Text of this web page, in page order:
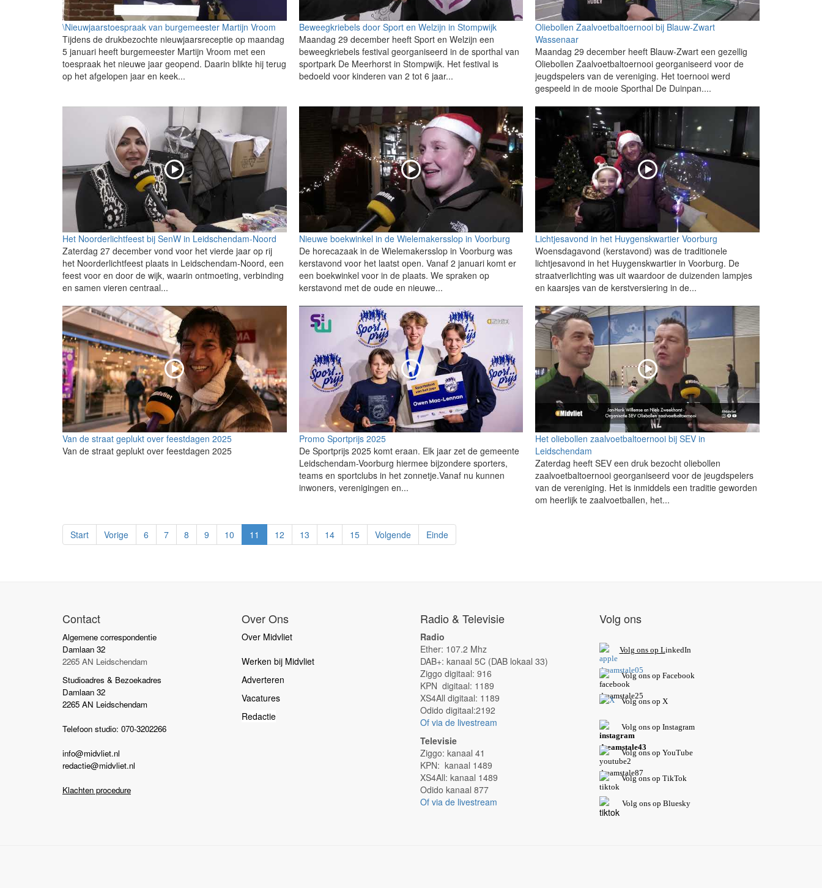
\Nieuwjaarstoespraak van burgemeester Martijn Vroom
Tijdens de drukbezochte nieuwjaarsreceptie op maandag
5 januari heeft burgemeester Martijn Vroom met een
toespraak het nieuwe jaar geopend. Daarin blikte hij terug
op het afgelopen jaar en keek...
Beweegkriebels door Sport en Welzijn in Stompwijk
Maandag 29 december heeft Sport en Welzijn een
beweegkriebels festival georganiseerd in de sporthal van
sportpark De Meerhorst in Stompwijk. Het festival is
bedoeld voor kinderen van 2 tot 6 jaar...
Oliebollen Zaalvoetbaltoernooi bij Blauw-Zwart
Wassenaar
Maandag 29 december heeft Blauw-Zwart een gezellig
Oliebollen Zaalvoetbaltoernooi georganiseerd voor de
jeugdspelers van de vereniging. Het toernooi werd
gespeeld in de mooie Sporthal De Duinpan....
Het Noorderlichtfeest bij SenW in Leidschendam-Noord
Zaterdag 27 december vond voor het vierde jaar op rij
het Noorderlichtfeest plaats in Leidschendam-Noord, een
feest voor en door de wijk, waarin ontmoeting, verbinding
en samen vieren centraal...
Nieuwe boekwinkel in de Wielemakersslop in Voorburg
De horecazaak in de Wielemakersslop in Voorburg was
kerstavond voor het laatst open. Vanaf 2 januari komt er
een boekwinkel voor in de plaats. We spraken op
kerstavond met de oude en nieuwe...
Lichtjesavond in het Huygenskwartier Voorburg
Woensdagavond (kerstavond) was de traditionele
lichtjesavond in het Huygenskwartier in Voorburg. De
straatverlichting was uit waardoor de duizenden lampjes
en kaarsjes van de kerstversiering in de...
Van de straat geplukt over feestdagen 2025
Van de straat geplukt over feestdagen 2025
Promo Sportprijs 2025
De Sportprijs 2025 komt eraan. Elk jaar zet de gemeente
Leidschendam-Voorburg hiermee bijzondere sporters,
teams en sportclubs in het zonnetje.Vanaf nu kunnen
inwoners, verenigingen en...
Het oliebollen zaalvoetbaltoernooi bij SEV in
Leidschendam
Zaterdag heeft SEV een druk bezocht oliebollen
zaalvoetbaltoernooi georganiseerd voor de jeugdspelers
van de vereniging. Het is inmiddels een traditie geworden
om heerlijk te zaalvoetballen, het...
Start Vorige 6 7 8 9 10 11 12 13 14 15 Volgende Einde
Contact
Algemene correspondentie
Damlaan 32
2265 AN Leidschendam
Studioadres & Bezoekadres
Damlaan 32
2265 AN Leidschendam
Telefoon studio: 070-3202266
info@midvliet.nl
redactie@midvliet.nl
Klachten procedure
Over Ons
Over Midvliet
Werken bij Midvliet
Adverteren
Vacatures
Redactie
Radio & Televisie
Radio
Ether: 107.2 Mhz
DAB+: kanaal 5C (DAB lokaal 33)
Ziggo digitaal: 916
KPN digitaal: 1189
XS4All digitaal: 1189
Odido digitaal:2192
Of via de livestream
Televisie
Ziggo: kanaal 41
KPN: kanaal 1489
XS4All: kanaal 1489
Odido kanaal 877
Of via de livestream
Volg ons
Volg ons op LinkedIn
Volg ons op Facebook
Volg ons op X
Volg ons op Instagram
Volgons op YouTube
Volg ons op TikTok
Volg ons op Bluesky